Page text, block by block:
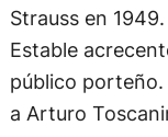
Strauss en
Estable
público porteño.
a Arturo